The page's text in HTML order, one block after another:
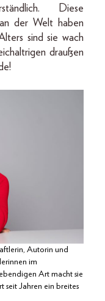
Diese
der Welt haben
sind sie wach
draußen
Autorin und
im
Art macht sie
seit Jahren ein breites